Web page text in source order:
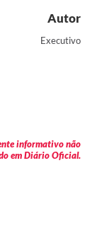
Autor
Executivo
informativo não
em Diário Oficial.